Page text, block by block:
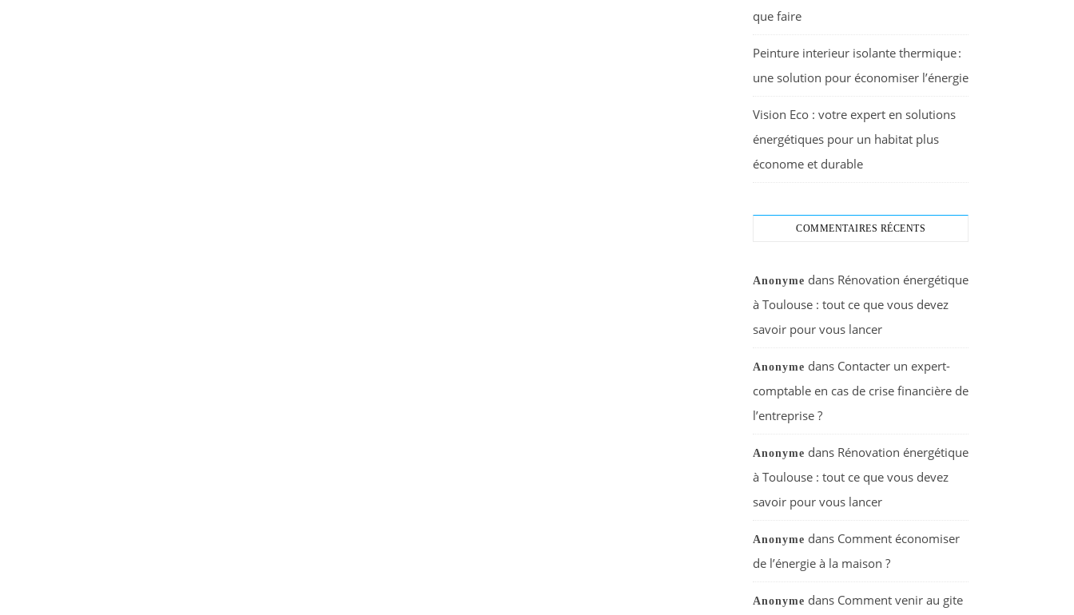
que faire
Peinture interieur isolante thermique :
une solution pour économiser l’énergie
Vision Eco : votre expert en solutions
énergétiques pour un habitat plus
économe et durable
COMMENTAIRES RÉCENTS
Anonyme dans Rénovation énergétique
à Toulouse : tout ce que vous devez
savoir pour vous lancer
Anonyme dans Contacter un expert-
comptable en cas de crise financière de
l’entreprise ?
Anonyme dans Rénovation énergétique
à Toulouse : tout ce que vous devez
savoir pour vous lancer
Anonyme dans Comment économiser
de l’énergie à la maison ?
Anonyme dans Comment venir au gite